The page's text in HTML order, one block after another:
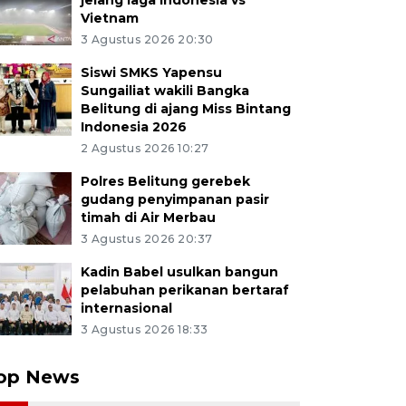
Vietnam
3 Agustus 2026 20:30
Siswi SMKS Yapensu
Sungailiat wakili Bangka
Belitung di ajang Miss Bintang
Indonesia 2026
2 Agustus 2026 10:27
Polres Belitung gerebek
gudang penyimpanan pasir
timah di Air Merbau
3 Agustus 2026 20:37
Kadin Babel usulkan bangun
pelabuhan perikanan bertaraf
internasional
3 Agustus 2026 18:33
News